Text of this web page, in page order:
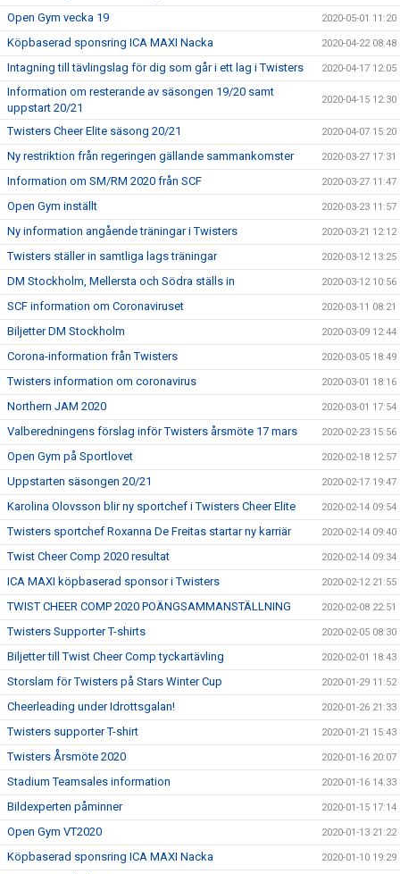
Open Gym vecka 19 2020-05-01 11:20
Köpbaserad sponsring ICA MAXI Nacka 2020-04-22 08:48
Intagning till tävlingslag för dig som går i ett lag i Twisters 2020-04-17 12:05
Information om resterande av säsongen 19/20 samt
uppstart 20/21
2020-04-15 12:30
Twisters Cheer Elite säsong 20/21 2020-04-07 15:20
Ny restriktion från regeringen gällande sammankomster 2020-03-27 17:31
Information om SM/RM 2020 från SCF 2020-03-27 11:47
Open Gym inställt 2020-03-23 11:57
Ny information angående träningar i Twisters 2020-03-21 12:12
Twisters ställer in samtliga lags träningar 2020-03-12 13:25
DM Stockholm, Mellersta och Södra ställs in 2020-03-12 10:56
SCF information om Coronaviruset 2020-03-11 08:21
Biljetter DM Stockholm 2020-03-09 12:44
Corona-information från Twisters 2020-03-05 18:49
Twisters information om coronavirus 2020-03-01 18:16
Northern JAM 2020 2020-03-01 17:54
Valberedningens förslag inför Twisters årsmöte 17 mars 2020-02-23 15:56
Open Gym på Sportlovet 2020-02-18 12:57
Uppstarten säsongen 20/21 2020-02-17 19:47
Karolina Olovsson blir ny sportchef i Twisters Cheer Elite 2020-02-14 09:54
Twisters sportchef Roxanna De Freitas startar ny karriär 2020-02-14 09:40
Twist Cheer Comp 2020 resultat 2020-02-14 09:34
ICA MAXI köpbaserad sponsor i Twisters 2020-02-12 21:55
TWIST CHEER COMP 2020 POÄNGSAMMANSTÄLLNING 2020-02-08 22:51
Twisters Supporter T-shirts 2020-02-05 08:30
Biljetter till Twist Cheer Comp tyckartävling 2020-02-01 18:43
Storslam för Twisters på Stars Winter Cup 2020-01-29 11:52
Cheerleading under Idrottsgalan! 2020-01-26 21:33
Twisters supporter T-shirt 2020-01-21 15:43
Twisters Årsmöte 2020 2020-01-16 20:07
Stadium Teamsales information 2020-01-16 14:33
Bildexperten påminner 2020-01-15 17:14
Open Gym VT2020 2020-01-13 21:22
Köpbaserad sponsring ICA MAXI Nacka 2020-01-10 19:29